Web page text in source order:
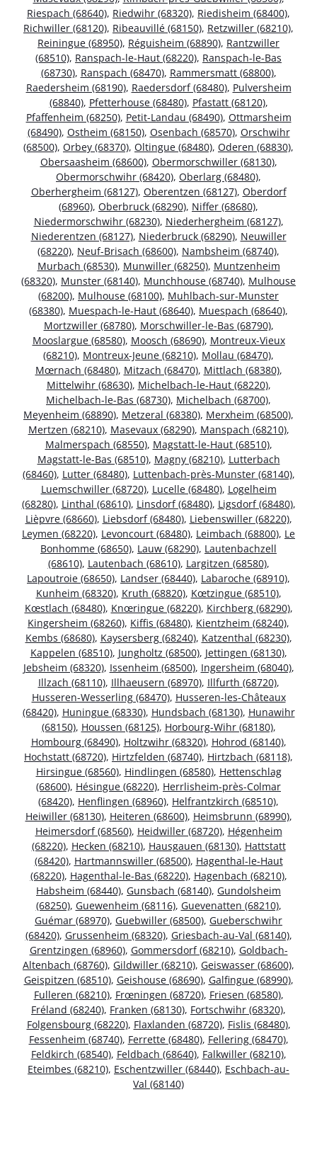
Riespach (68640), Riedwihr (68320), Riedisheim (68400),
Richwiller (68120), Ribeauvillé (68150), Retzwiller (68210),
Reiningue (68950), Réguisheim (68890), Rantzwiller
(68510), Ranspach-le-Haut (68220), Ranspach-le-Bas
(68730), Ranspach (68470), Rammersmatt (68800),
Raedersheim (68190), Raedersdorf (68480), Pulversheim
(68840), Pfetterhouse (68480), Pfastatt (68120),
Pfaffenheim (68250), Petit-Landau (68490), Ottmarsheim
(68490), Ostheim (68150), Osenbach (68570), Orschwihr
(68500), Orbey (68370), Oltingue (68480), Oderen (68830),
Obersaasheim (68600), Obermorschwiller (68130),
Obermorschwihr (68420), Oberlarg (68480),
Oberhergheim (68127), Oberentzen (68127), Oberdorf
(68960), Oberbruck (68290), Niffer (68680),
Niedermorschwihr (68230), Niederhergheim (68127),
Niederentzen (68127), Niederbruck (68290), Neuwiller
(68220), Neuf-Brisach (68600), Nambsheim (68740),
Murbach (68530), Munwiller (68250), Muntzenheim
(68320), Munster (68140), Munchhouse (68740), Mulhouse
(68200), Mulhouse (68100), Muhlbach-sur-Munster
(68380), Muespach-le-Haut (68640), Muespach (68640),
Mortzwiller (68780), Morschwiller-le-Bas (68790),
Mooslargue (68580), Moosch (68690), Montreux-Vieux
(68210), Montreux-Jeune (68210), Mollau (68470),
Mœrnach (68480), Mitzach (68470), Mittlach (68380),
Mittelwihr (68630), Michelbach-le-Haut (68220),
Michelbach-le-Bas (68730), Michelbach (68700),
Meyenheim (68890), Metzeral (68380), Merxheim (68500),
Mertzen (68210), Masevaux (68290), Manspach (68210),
Malmerspach (68550), Magstatt-le-Haut (68510),
Magstatt-le-Bas (68510), Magny (68210), Lutterbach
(68460), Lutter (68480), Luttenbach-près-Munster (68140),
Luemschwiller (68720), Lucelle (68480), Logelheim
(68280), Linthal (68610), Linsdorf (68480), Ligsdorf (68480),
Lièpvre (68660), Liebsdorf (68480), Liebenswiller (68220),
Leymen (68220), Levoncourt (68480), Leimbach (68800), Le
Bonhomme (68650), Lauw (68290), Lautenbachzell
(68610), Lautenbach (68610), Largitzen (68580),
Lapoutroie (68650), Landser (68440), Labaroche (68910),
Kunheim (68320), Kruth (68820), Kœtzingue (68510),
Kœstlach (68480), Knœringue (68220), Kirchberg (68290),
Kingersheim (68260), Kiffis (68480), Kientzheim (68240),
Kembs (68680), Kaysersberg (68240), Katzenthal (68230),
Kappelen (68510), Jungholtz (68500), Jettingen (68130),
Jebsheim (68320), Issenheim (68500), Ingersheim (68040),
Illzach (68110), Illhaeusern (68970), Illfurth (68720),
Husseren-Wesserling (68470), Husseren-les-Châteaux
(68420), Huningue (68330), Hundsbach (68130), Hunawihr
(68150), Houssen (68125), Horbourg-Wihr (68180),
Hombourg (68490), Holtzwihr (68320), Hohrod (68140),
Hochstatt (68720), Hirtzfelden (68740), Hirtzbach (68118),
Hirsingue (68560), Hindlingen (68580), Hettenschlag
(68600), Hésingue (68220), Herrlisheim-près-Colmar
(68420), Henflingen (68960), Helfrantzkirch (68510),
Heiwiller (68130), Heiteren (68600), Heimsbrunn (68990),
Heimersdorf (68560), Heidwiller (68720), Hégenheim
(68220), Hecken (68210), Hausgauen (68130), Hattstatt
(68420), Hartmannswiller (68500), Hagenthal-le-Haut
(68220), Hagenthal-le-Bas (68220), Hagenbach (68210),
Habsheim (68440), Gunsbach (68140), Gundolsheim
(68250), Guewenheim (68116), Guevenatten (68210),
Guémar (68970), Guebwiller (68500), Gueberschwihr
(68420), Grussenheim (68320), Griesbach-au-Val (68140),
Grentzingen (68960), Gommersdorf (68210), Goldbach-
Altenbach (68760), Gildwiller (68210), Geiswasser (68600),
Geispitzen (68510), Geishouse (68690), Galfingue (68990),
Fulleren (68210), Frœningen (68720), Friesen (68580),
Fréland (68240), Franken (68130), Fortschwihr (68320),
Folgensbourg (68220), Flaxlanden (68720), Fislis (68480),
Fessenheim (68740), Ferrette (68480), Fellering (68470),
Feldkirch (68540), Feldbach (68640), Falkwiller (68210),
Eteimbes (68210), Eschentzwiller (68440), Eschbach-au-
Val (68140)